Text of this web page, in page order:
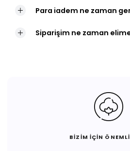
Para iadem ne zaman
Siparişim ne zaman
BİZİM İÇİN